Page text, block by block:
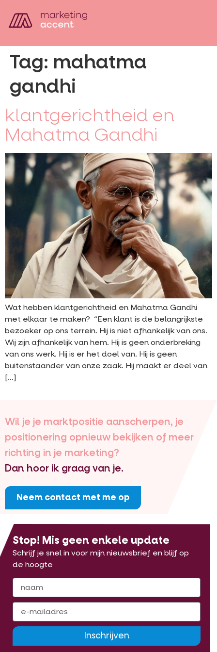
Tag: mahatma
gandhi
klantgerichtheid en
Mahatma Gandhi
Wat hebben klantgerichtheid en Mahatma Gandhi
met elkaar te maken? “Een klant is de belangrijkste
bezoeker op ons terrein. Hij is niet afhankelijk van ons.
Wij zijn afhankelijk van hem. Hij is geen onderbreking
van ons werk. Hij is er het doel van. Hij is geen
buitenstaander van onze zaak. Hij maakt er deel van
[…]
Wil je je marktpositie aanscherpen, je
positionering opnieuw bekijken of meer
richting in je marketing?
Dan hoor ik graag van je.
Neem contact met me op
Stop! Mis geen enkele update
Schrijf je snel in voor mijn nieuwsbrief en blijf op
de hoogte
Inschrijven